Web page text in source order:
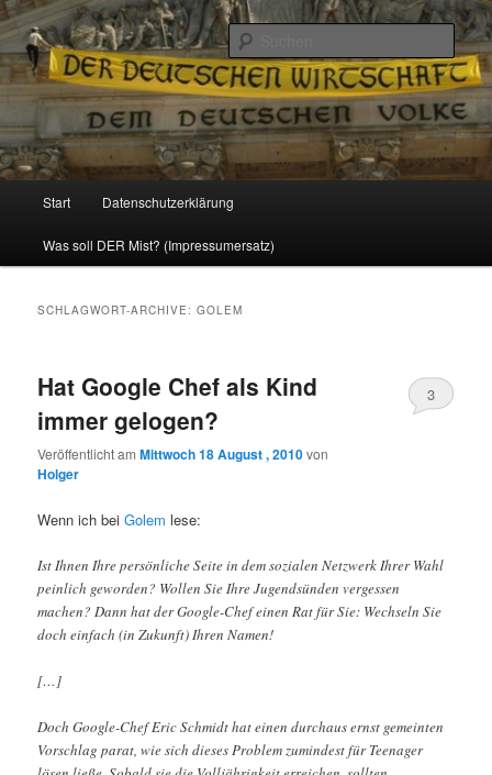
Reizzentrum
Politik, Wirtschaft, Soziales und Gesellschaft
Zum
Inhalt
Zum
sekundären
Start Datenschutzerklärung
Was soll DER Mist? (Impressumersatz)
SCHLAGWORT-ARCHIVE:GOLEM
Hat Google Chef als Kind
immer gelogen?
Veröffentlicht amMittwoch 18 August , 2010von
Holger
3
Wenn ich beiGolem lese:
Ist Ihnen Ihre persönliche Seite in dem sozialen Netzwerk Ihrer Wahl
peinlich geworden? Wollen Sie Ihre Jugendsünden vergessen
machen? Dann hat der Google-Chef einen Rat für Sie: Wechseln Sie
doch einfach (in Zukunft) Ihren Namen!
[…]
Doch Google-Chef Eric Schmidt hat einen durchaus ernst gemeinten
Vorschlag parat, wie sich dieses Problem zumindest für Teenager